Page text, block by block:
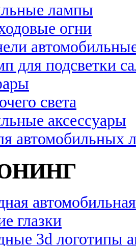
лампы
огни
для подсветки
света
аксессуары
автомобильных
глазки
3d логотипы